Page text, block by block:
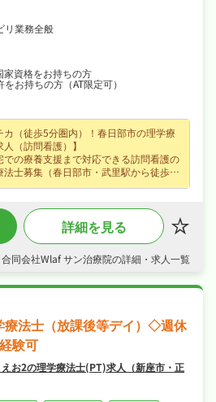
リ業務全般
家資格をお持ちの方
お持ちの方（AT限定可）
カ（徒歩5分圏内）！春日部市の理学療
（訪問看護）】
での療養支援まで対応できる訪問看護の
法士募集（春日部市・武里駅から徒歩5
ブランクのある方も歓迎なので無理なく
20〜23万円（正社員）、賞与年2回・資
・職務手当など各種手当・昇給ありなど
で、腰を据えて長く活躍できます◎
日勤のみなので、ご家庭や趣味との両立
保険・休暇制度など福利厚生も充実、は
詳細を見る
合同会社Wlaf サン治療院の詳細・求人一覧
療法士（放課後等デイ）◇週休
験可
お2の理学療法士(PT)求人（新座市・正